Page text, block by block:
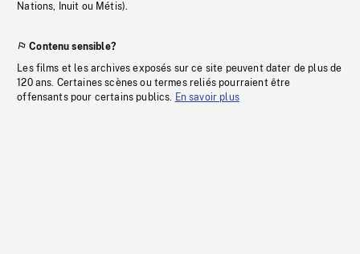
Nations, Inuit ou Métis).
Contenu sensible?
Les films et les archives exposés sur ce site peuvent dater de plus de
120 ans. Certaines scènes ou termes reliés pourraient être
offensants pour certains publics. En savoir plus